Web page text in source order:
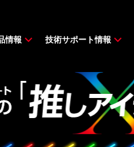
情報 技術サポート情報